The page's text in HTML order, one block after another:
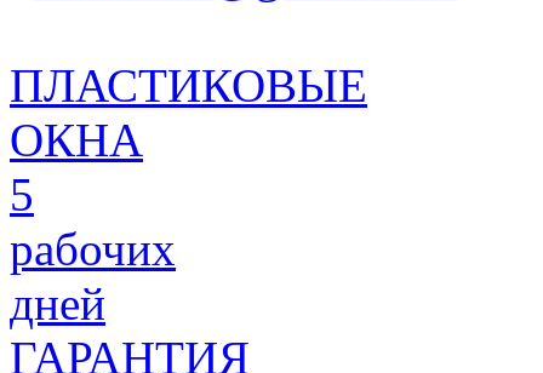
ПЛАСТИКОВЫЕ
ОКНА
5
рабочих
дней
ГАРАНТИЯ